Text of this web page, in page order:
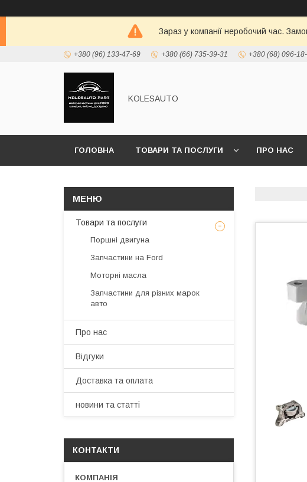
Зараз у компанії неробочий час.
+380 (96) 133-47-69 +380 (66) 735-39-31 +380 (68) 096-
KOLESAUTO
ГОЛОВНА ТОВАРИ ТА ПОСЛУГИ ПРО НАС
Товари та послуги
Поршні двигуна
Запчастини на Ford
Моторні масла
Запчастини для різних марок
авто
Про нас
Відгуки
Доставка та оплата
новини та статті
КОНТАКТИ